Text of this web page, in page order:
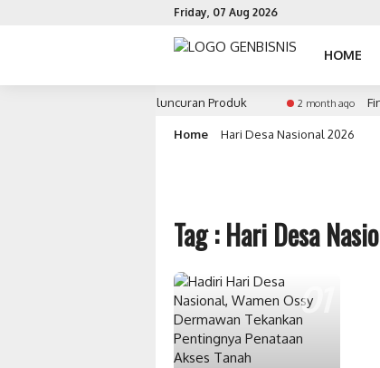
Friday, 07 Aug 2026
HOME
Penentuan Waktu Peluncuran Produk 2 month ago Fin-
Home Hari Desa Nasional 2026
Tag : Hari Desa